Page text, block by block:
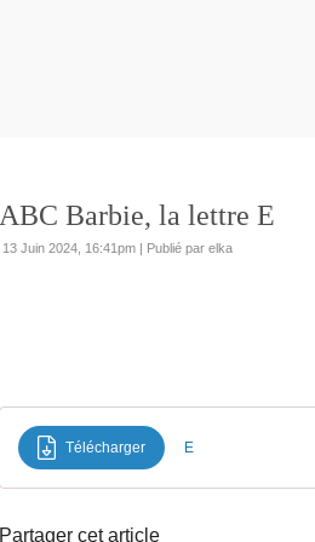
ABC Barbie, la lettre E
13 Juin 2024, 16:41pm | Publié par elka
Télécharger E
Partager cet article